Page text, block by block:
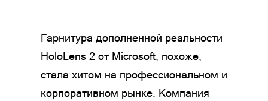
Гарнитура дополненной реальности
HoloLens 2 от Microsoft, похоже,
стала хитом на профессиональном и
корпоративном рынке. Компания